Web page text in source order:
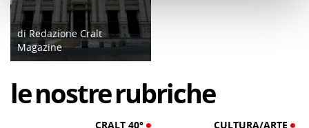
di Redazione Cralt
Magazine
lenostrerubriche
CRALT 40°
CULTURA/ARTE